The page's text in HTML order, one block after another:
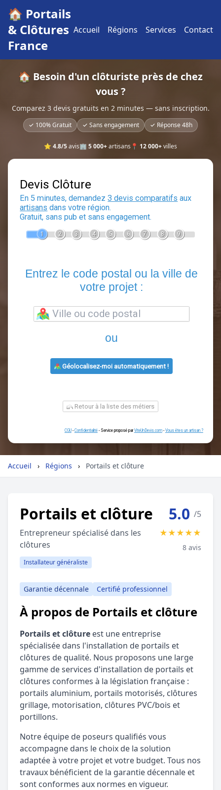
🏠 Portails
& Clôtures
France
Accueil Régions Services Contact
🏠 Besoin d'un clôturiste près de chez
vous ?
Comparez 3 devis gratuits en 2 minutes — sans inscription.
✓ 100% Gratuit ✓ Sans engagement ✓ Réponse 48h
⭐ 4.8/5avis🏢 5 000+artisans 📍 12 000+villes
Devis Clôture
En 5 minutes, demandez3 devis comparatifs
3 4 5
Entrez le code postal ou la
ou
Accueil › Régions › Portails et clôture
Portails et clôture
Entrepreneur spécialisé dans les
clôtures
Installateur généraliste
5.0 /5
★★★★★
8 avis
Garantie décennale Certifié professionnel
À propos de Portails et clôture
Portails et clôture est une entreprise
spécialisée dans l'installation de portails et
clôtures de qualité. Nous proposons une large
gamme de services d'installation de portails et
clôtures conformes à la législation française :
portails aluminium, portails motorisés, clôtures
grillage, motorisation, clôtures PVC/bois et
portillons.
Notre équipe de poseurs qualifiés vous
accompagne dans le choix de la solution
adaptée à votre projet et votre budget. Tous nos
travaux bénéficient de la garantie décennale et
sont conformes aux normes en vigueur.